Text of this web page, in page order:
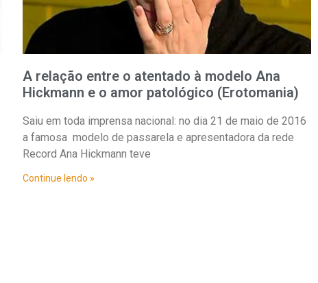
A relação entre o atentado à modelo Ana
Hickmann e o amor patológico (Erotomania)
Saiu em toda imprensa nacional: no dia 21 de maio de 2016
a famosa modelo de passarela e apresentadora da rede
Record Ana Hickmann teve
Continue lendo »